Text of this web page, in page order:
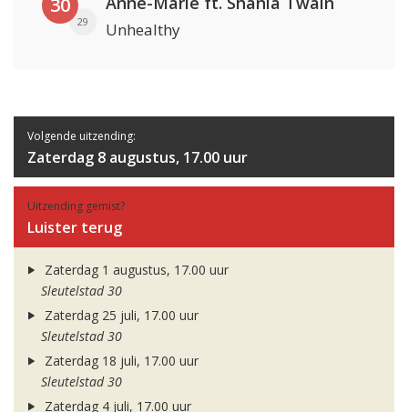
30
29 Unhealthy
Volgende uitzending:
Zaterdag 8 augustus, 17.00 uur
Uitzending gemist?
Luister terug
Zaterdag 1 augustus, 17.00 uur
Sleutelstad 30
Zaterdag 25 juli, 17.00 uur
Sleutelstad 30
Zaterdag 18 juli, 17.00 uur
Sleutelstad 30
Zaterdag 4 juli, 17.00 uur